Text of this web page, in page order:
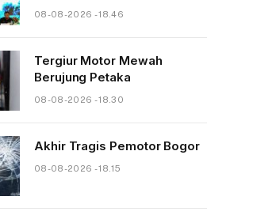
08-08-2026 - 18.46
Tergiur Motor Mewah
Berujung Petaka
08-08-2026 - 18.30
Akhir Tragis Pemotor Bogor
08-08-2026 - 18.15